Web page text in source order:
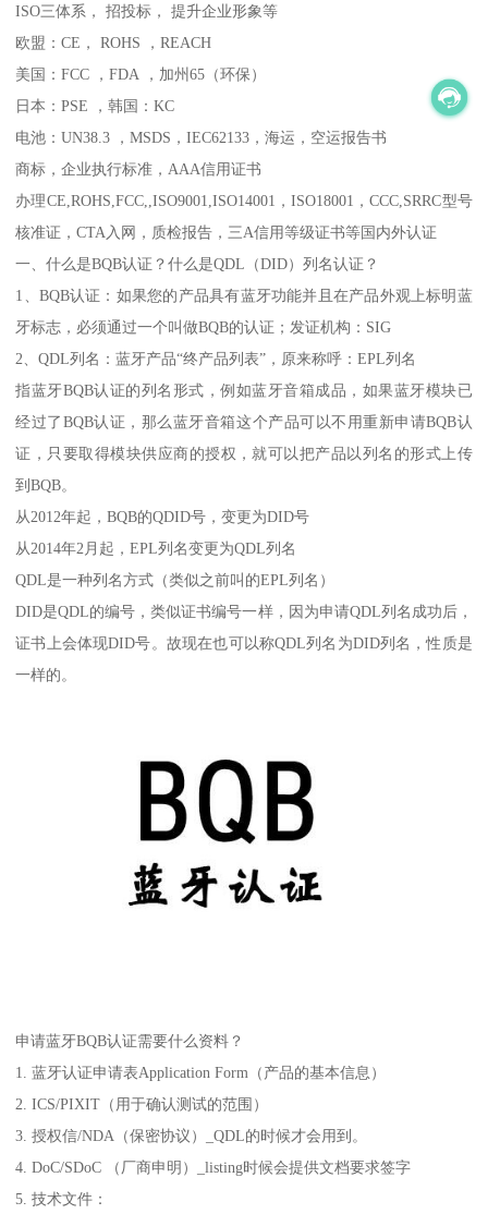
ISO三体系， 招投标， 提升企业形象等
欧盟：CE， ROHS ，REACH
美国：FCC ，FDA ，加州65（环保）
日本：PSE ，韩国：KC
电池：UN38.3 ，MSDS，IEC62133，海运，空运报告书
商标，企业执行标准，AAA信用证书
办理CE,ROHS,FCC,,ISO9001,ISO14001，ISO18001，CCC,SRRC型号
核准证，CTA入网，质检报告，三A信用等级证书等国内外认证
一、什么是BQB认证？什么是QDL（DID）列名认证？
1、BQB认证：如果您的产品具有蓝牙功能并且在产品外观上标明蓝
牙标志，必须通过一个叫做BQB的认证；发证机构：SIG
2、QDL列名：蓝牙产品“终产品列表”，原来称呼：EPL列名
指蓝牙BQB认证的列名形式，例如蓝牙音箱成品，如果蓝牙模块已
经过了BQB认证，那么蓝牙音箱这个产品可以不用重新申请BQB认
证，只要取得模块供应商的授权，就可以把产品以列名的形式上传
到BQB。
从2012年起，BQB的QDID号，变更为DID号
从2014年2月起，EPL列名变更为QDL列名
QDL是一种列名方式（类似之前叫的EPL列名）
DID是QDL的编号，类似证书编号一样，因为申请QDL列名成功后，
证书上会体现DID号。故现在也可以称QDL列名为DID列名，性质是
一样的。
申请蓝牙BQB认证需要什么资料？
1. 蓝牙认证申请表Application Form（产品的基本信息）
2. ICS/PIXIT（用于确认测试的范围）
3. 授权信/NDA（保密协议）_QDL的时候才会用到。
4. DoC/SDoC （厂商申明）_listing时候会提供文档要求签字
5. 技术文件：